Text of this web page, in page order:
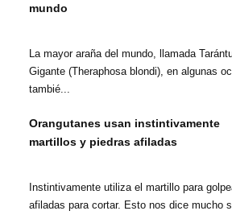
mundo
La mayor araña del mundo, llamada
Gigante (Theraphosa blondi), en algunas
tambié...
Orangutanes usan instintivamente
martillos y piedras afiladas
Instintivamente utiliza el martillo para
afiladas para cortar. Esto nos dice mucho